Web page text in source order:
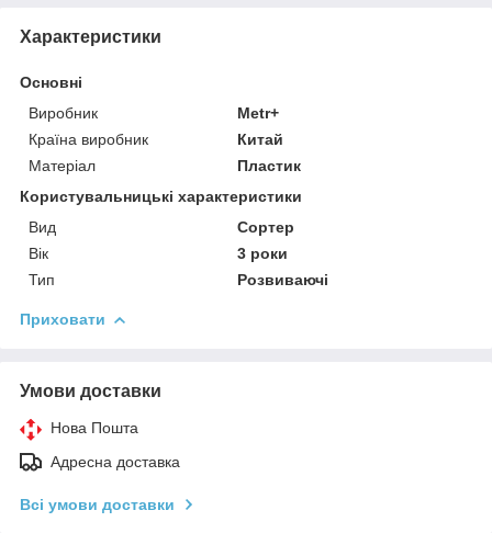
Характеристики
Основні
Виробник
Metr+
Країна виробник
Китай
Матеріал
Пластик
Користувальницькі характеристики
Вид
Сортер
Вік
3 роки
Тип
Розвиваючі
Приховати
Умови доставки
Нова Пошта
Адресна доставка
Всі умови доставки